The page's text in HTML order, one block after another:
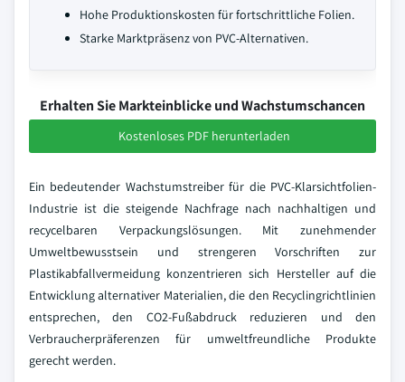
Hohe Produktionskosten für fortschrittliche Folien.
Starke Marktpräsenz von PVC-Alternativen.
Erhalten Sie Markteinblicke und Wachstumschancen
Kostenloses PDF herunterladen
Ein bedeutender Wachstumstreiber für die PVC-Klarsichtfolien-
Industrie ist die steigende Nachfrage nach nachhaltigen und
recycelbaren Verpackungslösungen. Mit zunehmender
Umweltbewusstsein und strengeren Vorschriften zur
Plastikabfallvermeidung konzentrieren sich Hersteller auf die
Entwicklung alternativer Materialien, die den Recyclingrichtlinien
entsprechen, den CO2-Fußabdruck reduzieren und den
Verbraucherpräferenzen für umweltfreundliche Produkte
gerecht werden.